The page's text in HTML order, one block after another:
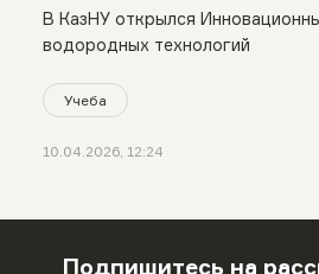
В КазНУ открылся
водородных технологий
Учеба
10.04.2026, 12:24
Подпишитесь на